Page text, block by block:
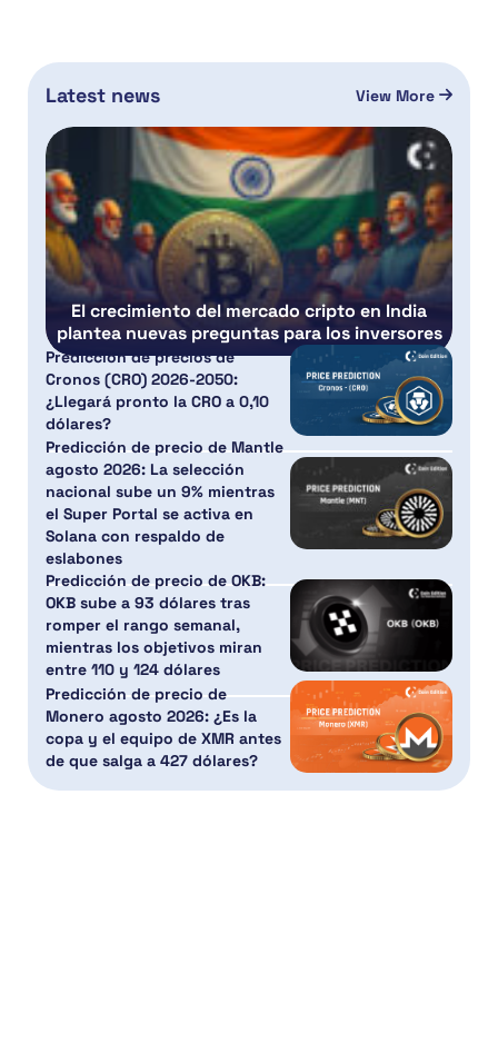
Latest news View More
El crecimiento del mercado cripto en India
plantea nuevas preguntas para los inversores
Predicción de precios de
Cronos (CRO) 2026-2050:
¿Llegará pronto la CRO a 0,10
dólares?
Predicción de precio de Mantle
agosto 2026: La selección
nacional sube un 9% mientras
el Super Portal se activa en
Solana con respaldo de
eslabones
Predicción de precio de OKB:
OKB sube a 93 dólares tras
romper el rango semanal,
mientras los objetivos miran
entre 110 y 124 dólares
Predicción de precio de
Monero agosto 2026: ¿Es la
copa y el equipo de XMR antes
de que salga a 427 dólares?